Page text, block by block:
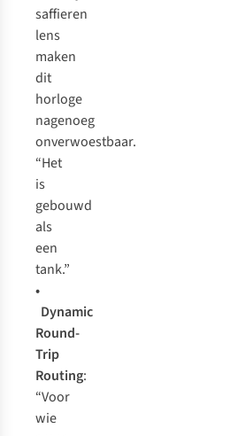
saffieren
lens
maken
dit
horloge
nagenoeg
onverwoestbaar.
“Het
is
gebouwd
als
een
tank.”
•
Dynamic
Round-
Trip
Routing:
“Voor
wie